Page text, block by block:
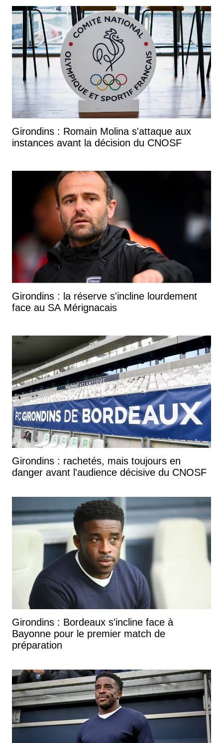
Girondins : Romain Molina s'attaque aux
instances avant la décision du CNOSF
Girondins : la réserve s'incline lourdement
face au SA Mérignacais
Girondins : rachetés, mais toujours en
danger avant l'audience décisive du CNOSF
Girondins : Bordeaux s'incline face à
Bayonne pour le premier match de
préparation